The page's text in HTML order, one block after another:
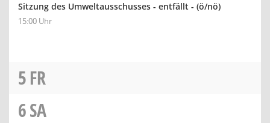
Sitzung des Umweltausschusses - entfällt - (ö/nö)
15:00 Uhr
5FR
6SA